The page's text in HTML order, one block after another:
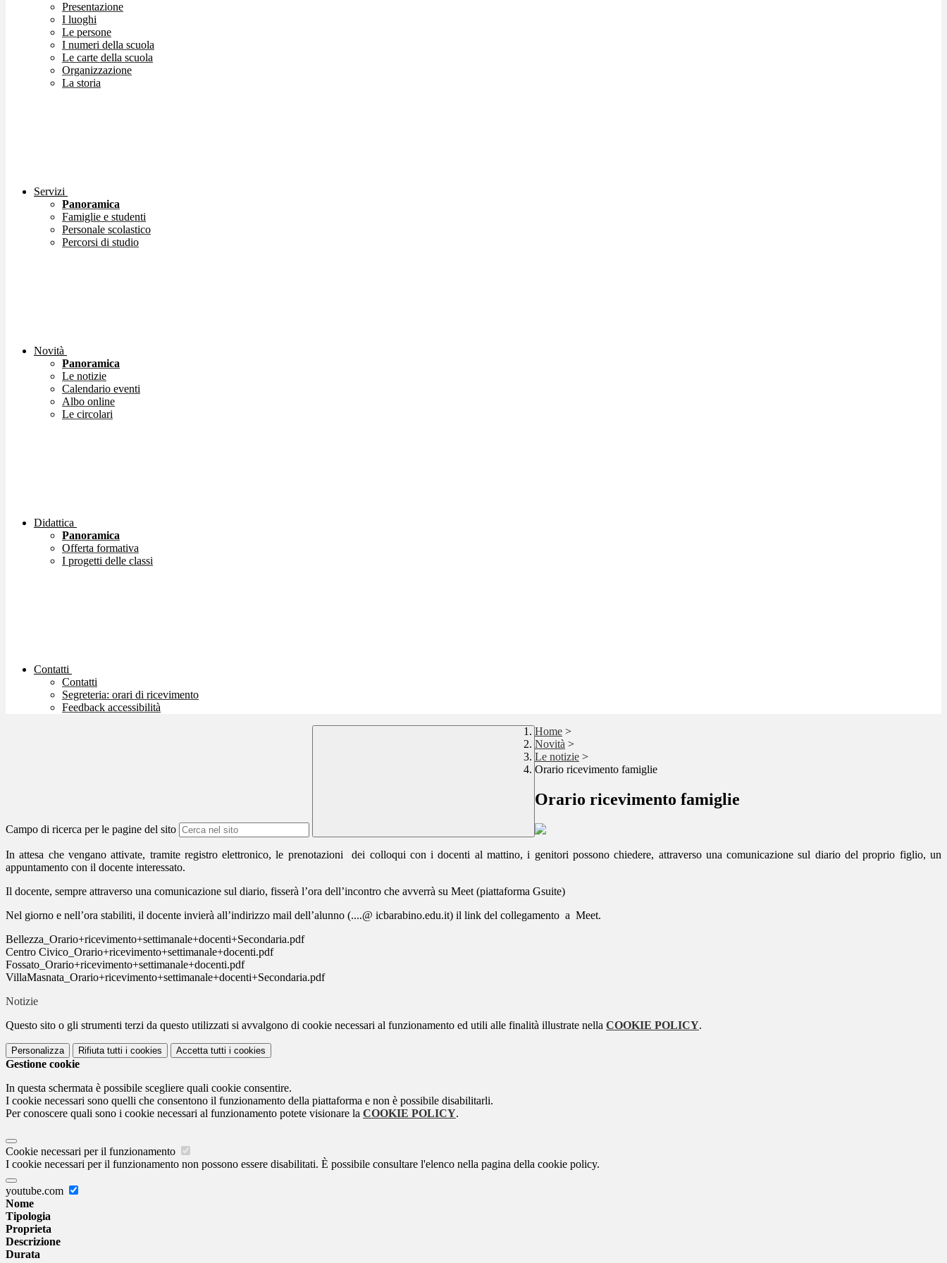
Presentazione
I luoghi
Le persone
I numeri della scuola
Le carte della scuola
Organizzazione
La storia
Servizi
Panoramica
Famiglie e studenti
Personale scolastico
Percorsi di studio
Novità
Panoramica
Le notizie
Calendario eventi
Albo online
Le circolari
Didattica
Panoramica
Offerta formativa
I progetti delle classi
Contatti
Contatti
Segreteria: orari di ricevimento
Feedback accessibilità
Campo di ricerca per le pagine del sito
Home >
Novità >
Le notizie >
Orario ricevimento famiglie
Orario ricevimento famiglie
In attesa che vengano attivate, tramite registro elettronico, le prenotazioni dei colloqui con i docenti al mattino, i genitori possono chiedere, attraverso una comunicazione sul diario del proprio figlio, un
appuntamento con il docente interessato.
Il docente, sempre attraverso una comunicazione sul diario, fisserà l’ora dell’incontro che avverrà su Meet (piattaforma Gsuite)
Nel giorno e nell’ora stabiliti, il docente invierà all’indirizzo mail dell’alunno (....@ icbarabino.edu.it) il link del collegamento a Meet.
Bellezza_Orario+ricevimento+settimanale+docenti+Secondaria.pdf
Centro Civico_Orario+ricevimento+settimanale+docenti.pdf
Fossato_Orario+ricevimento+settimanale+docenti.pdf
VillaMasnata_Orario+ricevimento+settimanale+docenti+Secondaria.pdf
Notizie
Questo sito o gli strumenti terzi da questo utilizzati si avvalgono di cookie necessari al funzionamento ed utili alle finalità illustrate nella COOKIE POLICY.
Personalizza Rifiuta tutti i cookies Accetta tutti i cookies
Gestione cookie
In questa schermata è possibile scegliere quali cookie consentire.
I cookie necessari sono quelli che consentono il funzionamento della piattaforma e non è possibile disabilitarli.
Per conoscere quali sono i cookie necessari al funzionamento potete visionare la COOKIE POLICY.
Cookie necessari per il funzionamento
I cookie necessari per il funzionamento non possono essere disabilitati. È possibile consultare l'elenco nella pagina della cookie policy.
youtube.com
Nome
Tipologia
Proprieta
Descrizione
Durata